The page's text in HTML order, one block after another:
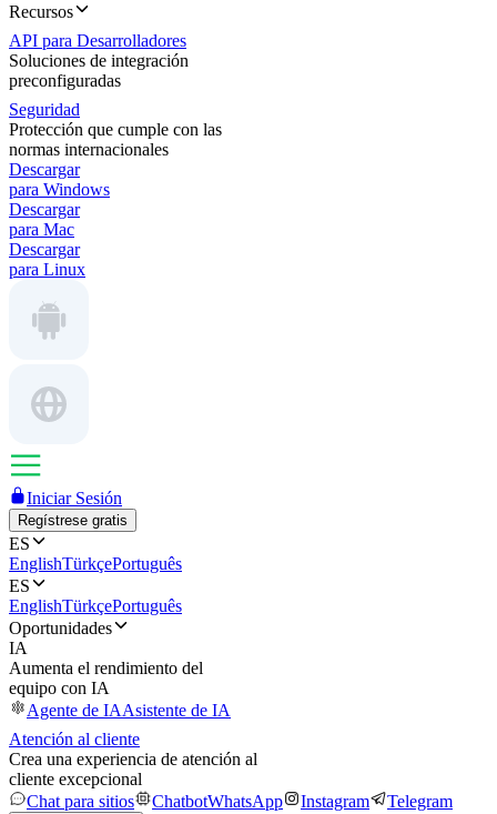
Recursos
API para Desarrolladores
Soluciones de integración
preconfiguradas
Seguridad
Protección que cumple con las
normas internacionales
Descargar
para Windows
Descargar
para Mac
Descargar
para Linux
Iniciar Sesión
Regístrese gratis
ES
EnglishTürkçePortuguês
ES
EnglishTürkçePortuguês
Oportunidades
IA
Aumenta el rendimiento del
equipo con IA
Agente de IAAsistente de IA
Atención al cliente
Crea una experiencia de atención al
cliente excepcional
Chat para sitios
ChatbotWhatsApp Instagram Telegram